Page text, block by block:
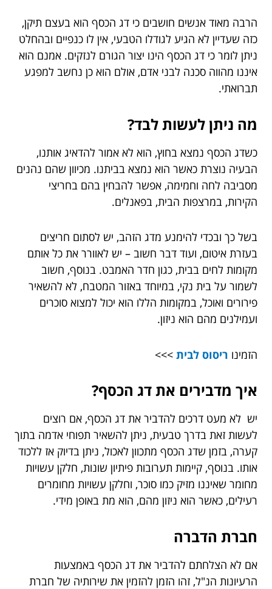
הרבה מאוד אנשים חושבים כי דג הכסף הוא בעצם תיקן,
כזה שעדיין לא הגיע לגודלו הטבעי, אין לו כנפיים ובהחלט
ניתן לומר כי דג הכסף הינו יצור הגורם לנזקים. אמנם הוא
איננו מהווה סכנה לבני אדם, אולם הוא כן נחשב למפגע
תברואתי.
מה ניתן לעשות לבד?
כשדג הכסף נמצא בחוץ, הוא לא אמור להדאיג אותנו,
הבעיה נוצרת כאשר הוא נמצא בביתנו. מכיוון שהם נהנים
מסביבה לחה וחמימה, אפשר להבחין בהם בחריצי
הקירות, במרצפות הבית, בפאנלים.
בשל כך ובכדי להימנע מדג הזהב, יש לסתום חריצים
בעזרת איטום, ועוד דבר חשוב – יש לאוורר את כל אותם
מקומות לחים בבית, כגון חדר האמבט. בנוסף, חשוב
לשמור על בית נקי, במיוחד באזור המטבח, לא להשאיר
פירורים ואוכל, במקומות הללו הוא יכול למצוא סוכרים
ועמילנים מהם הוא ניזון.
הזמינו ריסוס לבית >>>
איך מדבירים את דג הכסף?
יש לא מעט דרכים להדביר את דג הכסף, אם רוצים
לעשות זאת בדרך טבעית, ניתן להשאיר תפוחי אדמה בתוך
קערה, בזמן שדג הכסף מתכוון לאכול, ניתן בדיוק אז ללכוד
אותו. בנוסף, קיימות תערובות פיתיון שונות, חלקן עשויות
מחומר שאיננו מזיק כמו סוכר, וחלקן עשויות מחומרים
רעילים, כאשר הוא ניזון מהם, הוא מת באופן מידי.
חברת הדברה
אם לא הצלחתם להדביר את דג הכסף באמצעות
הרעיונות הנ"ל, זהו הזמן להזמין את שירותיה של חברת